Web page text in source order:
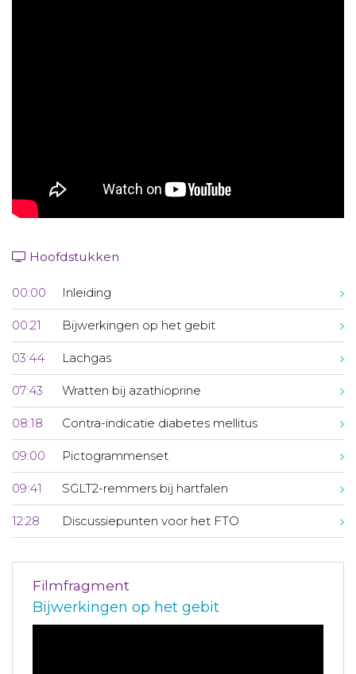
Hoofdstukken
00:00 Inleiding
00:21 Bijwerkingen op het gebit
03:44 Lachgas
07:43 Wratten bij azathioprine
08:18 Contra-indicatie diabetes mellitus
09:00 Pictogrammenset
09:41 SGLT2-remmers bij hartfalen
12:28 Discussiepunten voor het FTO
Filmfragment
Bijwerkingen op het gebit